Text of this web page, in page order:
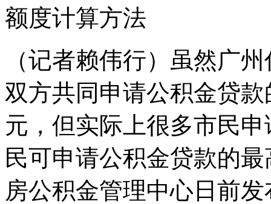
额度计算方法
（记者赖伟行）虽然广
双方共同申请公积金贷
元，但实际上很多市民
民可申请公积金贷款的
房公积金管理中心日前